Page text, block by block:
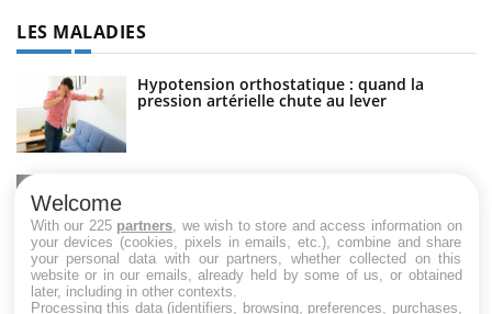
LES MALADIES
Hypotension orthostatique : quand la
pression artérielle chute au lever
Maladie de Charcot (Sclérose latérale
amyotrophique)
Welcome
With our 225 partners , we wish to store and access information on
your devices (cookies, pixels in emails, etc.), combine and share
your personal data with our partners, whether collected on this
website or in our emails, already held by some of us, or obtained
later, including in other contexts.
Processing this data (identifiers, browsing, preferences, purchases,